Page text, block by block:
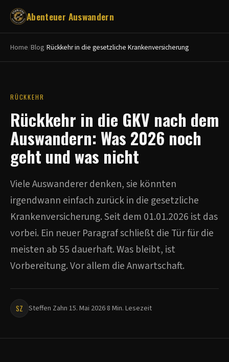
Abenteuer Auswandern
Home Blog Rückkehr in die gesetzliche Krankenversicherung
RÜCKKEHR
Rückkehr in die GKV nach dem
Auswandern: Was 2026 noch
geht und was nicht
Viele Auswanderer denken, sie könnten
irgendwann einfach zurück in die gesetzliche
Krankenversicherung. Seit dem 01.01.2026 ist das
vorbei. Ein neuer Paragraf schließt die Tür für die
meisten ab 55 dauerhaft. Was bleibt, ist
Vorbereitung. Vor allem die Anwartschaft.
SZ Steffen Zahn 15. Mai 2026 8 Min. Lesezeit